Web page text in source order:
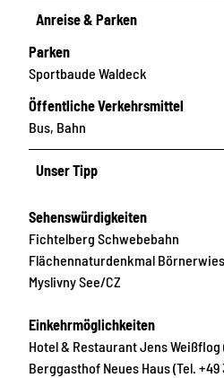
Anreise & Parken
Parken
Sportbaude Waldeck
Öffentliche Verkehrsmittel
Bus, Bahn
Unser Tipp
Sehenswürdigkeiten
Fichtelberg Schwebebahn
Flächennaturdenkmal
Myslivny See/CZ
Einkehrmöglichkeiten
Hotel & Restaurant Jens Weißflog
Berggasthof Neues Haus (Tel. +49